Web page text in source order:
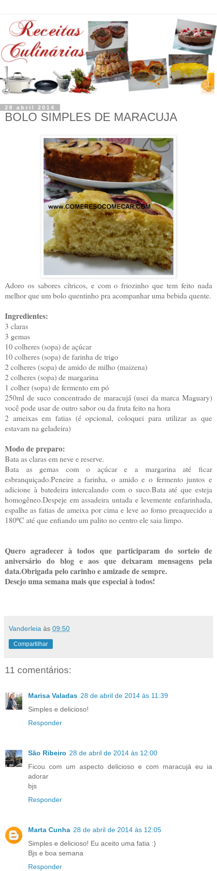
28 abril 2014
BOLO SIMPLES DE MARACUJA
Adoro os sabores cítricos, e com o friozinho que tem feito nada
melhor que um bolo quentinho pra acompanhar uma bebida quente.
Ingredientes:
3 claras
3 gemas
10 colheres (sopa) de açúcar
10 colheres (sopa) de farinha de trigo
2 colheres (sopa) de amido de milho (maizena)
2 colheres (sopa) de margarina
1 colher (sopa) de fermento em pó
250ml de suco concentrado de maracujá (usei da marca Maguary)
você pode usar de outro sabor ou da fruta feito na hora
2 ameixas em fatias (é opcional, coloquei para utilizar as que
estavam na geladeira)
Modo de preparo:
Bata as claras em neve e reserve.
Bata as gemas com o açúcar e a margarina até ficar
esbranquiçado.Peneire a farinha, o amido e o fermento juntos e
adicione à batedeira intercalando com o suco.Bata até que esteja
homogêneo.Despeje em assadeira untada e levemente enfarinhada,
espalhe as fatias de ameixa por cima e leve ao forno preaquecido a
180ºC até que enfiando um palito no centro ele saia limpo.
Quero agradecer à todos que participaram do sorteio de
aniversário do blog e aos que deixaram mensagens pela
data.Obrigada pelo carinho e amizade de sempre.
Desejo uma semana mais que especial à todos!
Vanderleia às 09:50
Compartilhar
11 comentários:
Marisa Valadas 28 de abril de 2014 às 11:39
Simples e delicioso!
Responder
São Ribeiro 28 de abril de 2014 às 12:00
Ficou com um aspecto delicioso e com maracujá eu ia
adorar
bjs
Responder
Marta Cunha 28 de abril de 2014 às 12:05
Simples e delicioso! Eu aceito uma fatia :)
Bjs e boa semana
Responder